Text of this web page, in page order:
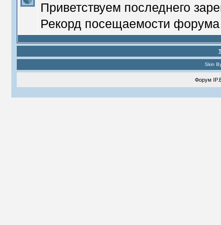
Приветствуем последнего
Рекорд посещаемости
Skin
Форум